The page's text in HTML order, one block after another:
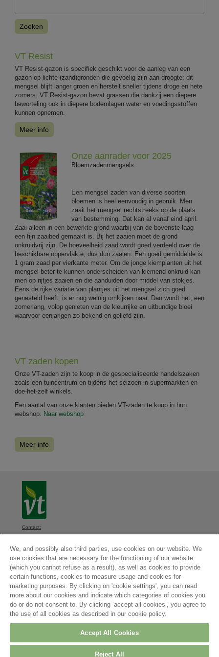
Zoeken
VT Resist
VT Resist-gazon is specifiek geschikt voor de aanleg van een
gazon op lichte (zand)gronden die gevoelig zijn aan droogte: dit
mengsel blijft langer groen en herstelt sneller tijdens droge en hete
zomers. VT Resist-gazon bevat grassen die dankzij een diepere
beworteling ook in diepere bodemlagen water en voedingsstoffen
kunnen opnemen.
Meer info
Onze aanrader voor 2025
Bloemzadenmengsels
Een mengsel zaden van diverse soorten
bloemen is heel eenvoudig in gebruik. Men
zaait het mengsel rechtstreeks op de plaats
van bestemming. Dat kan al vanaf eind april.
Zaai alleen in een bewerkte grond waarbij van de bovenste laag
een fijn zaaibed gemaakt is. Bij het zaaien moet de grond
onkruidvrij zijn. De hoeveelheid zaad wordt goed verdeeld over de
beschikbare oppervlakte, dus dun zaaien. Een goed gemiddelde is
1 gram zaad per vierkante meter. Om de jonge kiemplanten uit het
mengsel beter te kunnen onderscheiden van kiemend onkruid kan
men op rijtjes zaaien en die aanduiden door middel van stokjes.
Eens de rijke variatie van plantjes uit het mengsel zich goed
genesteld heeft, is er nog weinig omkijken naar. Dan wordt het, een
zomerlang, volop genieten van de kleurrijke en uitbundige bloei
waarvoor eenjarigen zo bekend en geliefd zijn.
VT zaden kopen
Onze VT-zaden zijn te koop in de gespecialiseerde handelszaken
zoals een tuincentrum en tijdens het seizoen in supermarkten en
doe-het-zelf winkels.
Een aantal van onze klanten bieden VT-zaden te koop in hun
webshop. Naar webshop
Meer info
Contact:
Algemene voorwaarden -Privacyverklaring-Cookieinstellingen-
Cookieverklaring
© 2026
Contact
Maatschappelijke zetel:
3012 Leuven
We, and possibly also third parties, use cookies on our website. We
use cookies that are necessary for the functioning of our website
(which you cannot refuse as a result), as well as cookies to provide
certain functions, cookies to measure usage and cookies for
marketing purposes. By clicking on 'cookie settings', you can read
more about our cookies and indicate which categories of cookies you
do or do not consent to. By clicking ‘accept all cookies’, you agree to
the use of all cookies as described in our cookie policy.
Accept All Cookies
Reject All